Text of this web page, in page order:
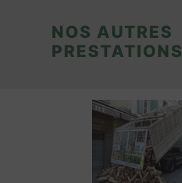
NOS AUTRES
PRESTATIONS